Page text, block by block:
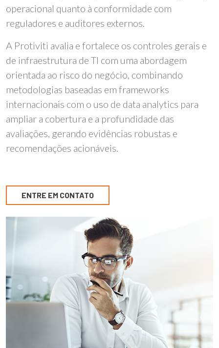
operacional quanto à conformidade com
reguladores e auditores externos.
A Protiviti avalia e fortalece os controles gerais e
de infraestrutura de TI com uma abordagem
orientada ao risco do negócio, combinando
metodologias baseadas em frameworks
internacionais com o uso de data analytics para
ampliar a cobertura e a profundidade das
avaliações, gerando evidências robustas e
recomendações acionáveis.
ENTRE EM CONTATO